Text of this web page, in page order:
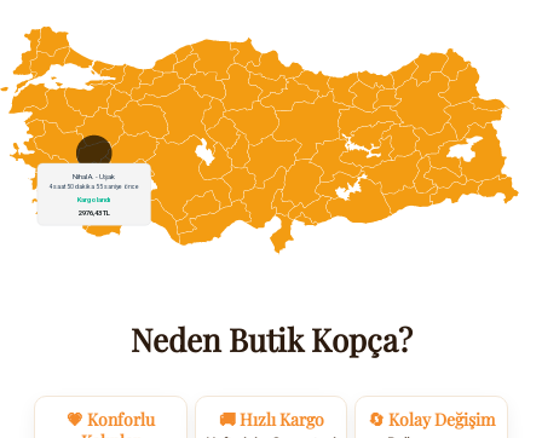
Neden Butik Kopça?
💗 Konforlu
🚚 Hızlı Kargo 🔄 Kolay Değişim